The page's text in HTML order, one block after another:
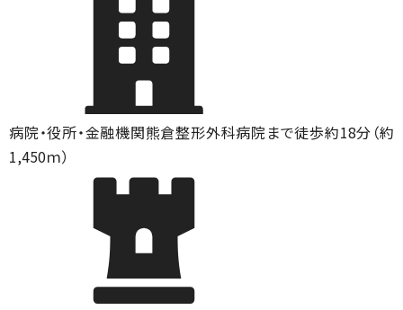
病院・役所・金融機関熊倉整形外科病院まで徒歩約18分（約
1,450ｍ）